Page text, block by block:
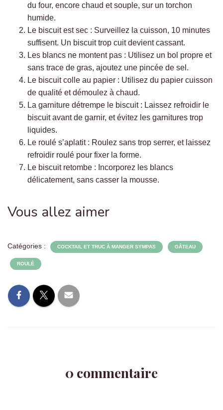
du four, encore chaud et souple, sur un torchon
humide.
Le biscuit est sec : Surveillez la cuisson, 10 minutes
suffisent. Un biscuit trop cuit devient cassant.
Les blancs ne montent pas : Utilisez un bol propre et
sans trace de gras, ajoutez une pincée de sel.
Le biscuit colle au papier : Utilisez du papier cuisson
de qualité et démoulez à chaud.
La garniture détrempe le biscuit : Laissez refroidir le
biscuit avant de garnir, et évitez les garnitures trop
liquides.
Le roulé s’aplatit : Roulez sans trop serrer, et laissez
refroidir roulé pour fixer la forme.
Le biscuit retombe : Incorporez les blancs
délicatement, sans casser la mousse.
Vous allez aimer
Catégories : COCKTAIL ET TRUC À MANGER SYMPAS GÂTEAU
ROULÉ
0 commentaire